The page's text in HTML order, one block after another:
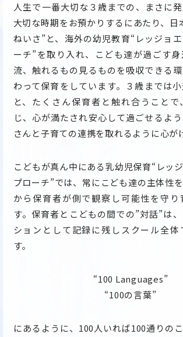
人生で一番大切な３歳までの、まさに
大切な時期をお預かりするにあたり、日
ねいさ”と、海外の幼児教育“レッジョ
ーチ”を取り入れ、こども達が過ごす
流、触れるもの見るものを吸収できる
わって保育をしています。３歳までは
と、たくさん保育者と触れ合うこと
じ、心が満たされ安心して過ごせるよ
さんと子育ての連携を取れるように心が
こどもが真ん中にある乳幼児保育“レッ
プローチ”では、常にこども達の主体性
から保育者が側で観察し可能性を守り
す。保育者とこどもの間での”対話”は
ションとして記録に残しスクール全体
す。
“100 Languages”
“100の言葉”
にあるように、100人いれば100通りの